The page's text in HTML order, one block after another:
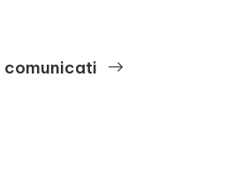
comunicati